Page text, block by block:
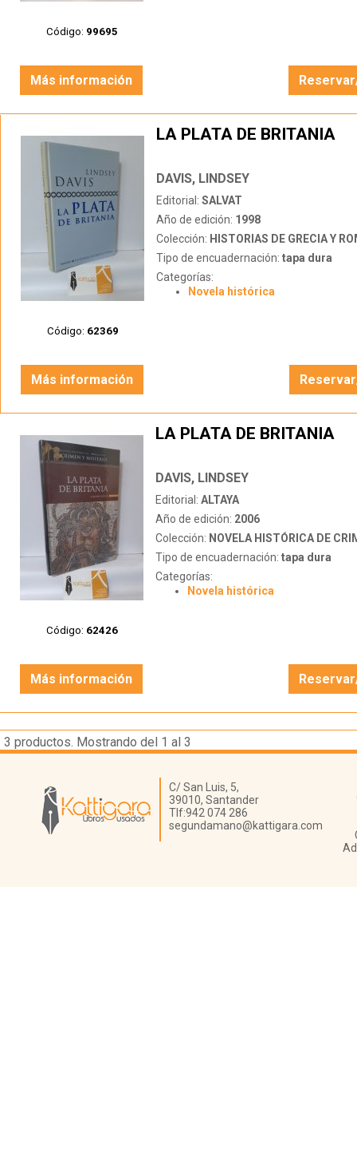
Código: 99695
Más información
Código: 62369
LA PLATA DE BRITANIA
DAVIS, LINDSEY
Editorial: SALVAT
Año de edición: 1998
Colección: HISTORIAS DE GRECIA Y
Tipo de encuadernación: tapa dura
Categorías:
Novela histórica
Más información
Código: 62426
LA PLATA DE BRITANIA
DAVIS, LINDSEY
Editorial: ALTAYA
Año de edición: 2006
Colección: NOVELA HISTÓRICA DE
Tipo de encuadernación: tapa dura
Categorías:
Novela histórica
Más información
3 productos. Mostrando del 1 al 3
Librería Kattigara
C/ San Luis, 5,
39010, Santander
Tlf:942 074 286
segundamano@kattigara.com